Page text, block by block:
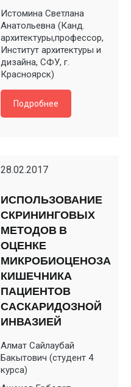
Истомина Светлана
Анатольевна (Канд.
архитектуры,профессор,
Институт архитектуры и
дизайна, СФУ, г.
Красноярск)
Подробнее
28.02.2017
ИСПОЛЬЗОВАНИЕ
СКРИНИНГОВЫХ
МЕТОДОВ В
ОЦЕНКЕ
МИКРОБИОЦЕНОЗА
КИШЕЧНИКА
ПАЦИЕНТОВ
САСКАРИДОЗНОЙ
ИНВАЗИЕЙ
Алмат Сайлаубай
Бакытович (студент 4
курса)